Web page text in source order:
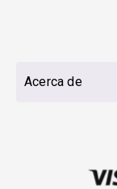
Acerca de